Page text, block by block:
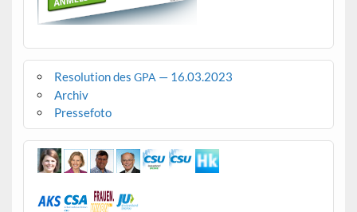
Resolution des GPA — 16.03.2023
Archiv
Pressefoto